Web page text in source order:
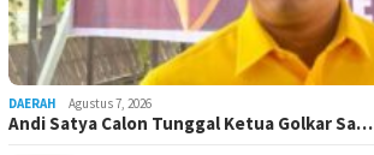
DAERAH Agustus 7, 2026
Andi Satya Calon Tunggal Ketua Golkar Sa…